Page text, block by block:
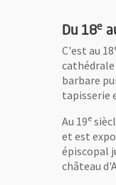
Du 18e
C'est au 18
cathédrale
barbare
tapisserie
Au 19e
et est
épiscopal
château